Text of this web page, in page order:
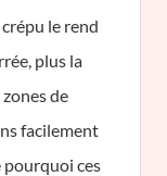
le rend
plus la
de
facilement
pourquoi ces